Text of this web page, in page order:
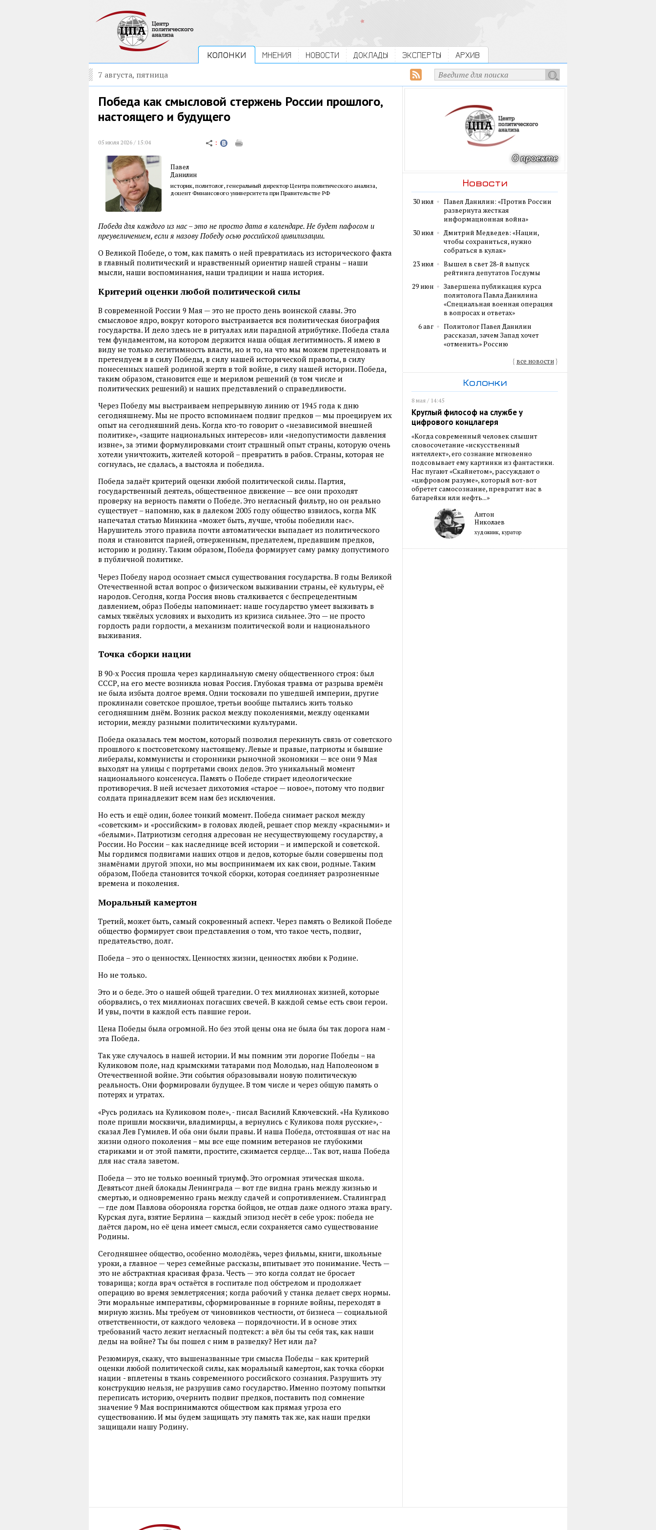
КОЛОНКИ МНЕНИЯ НОВОСТИ ДОКЛАДЫ ЭКСПЕРТЫ АРХИВ
7 августа, пятница
Победа как смысловой стержень России прошлого,
настоящего и будущего
05 июля 2026 / 15:04
Павел
Данилин
историк, политолог, генеральный директор Центра политического анализа,
доцент Финансового университета при Правительстве РФ
Победа для каждого из нас – это не просто дата в календаре. Не будет пафосом и
преувеличением, если я назову Победу осью российской цивилизации.
О Великой Победе, о том, как память о ней превратилась из исторического факта
в главный политический и нравственный ориентир нашей страны – наши
мысли, наши воспоминания, наши традиции и наша история.
Критерий оценки любой политической силы
В современной России 9 Мая — это не просто день воинской славы. Это
смысловое ядро, вокруг которого выстраивается вся политическая биография
государства. И дело здесь не в ритуалах или парадной атрибутике. Победа стала
тем фундаментом, на котором держится наша общая легитимность. Я имею в
виду не только легитимность власти, но и то, на что мы можем претендовать и
претендуем в в силу Победы, в силу нашей исторической правоты, в силу
понесенных нашей родиной жертв в той войне, в силу нашей истории. Победа,
таким образом, становится еще и мерилом решений (в том числе и
политических решений) и наших представлений о справедливости.
Через Победу мы выстраиваем непрерывную линию от 1945 года к дню
сегодняшнему. Мы не просто вспоминаем подвиг предков — мы проецируем их
опыт на сегодняшний день. Когда кто-то говорит о «независимой внешней
политике», «защите национальных интересов» или «недопустимости давления
извне», за этими формулировками стоит страшный опыт страны, которую очень
хотели уничтожить, жителей которой – превратить в рабов. Страны, которая не
согнулась, не сдалась, а выстояла и победила.
Победа задаёт критерий оценки любой политической силы. Партия,
государственный деятель, общественное движение — все они проходят
проверку на верность памяти о Победе. Это негласный фильтр, но он реально
существует – напомню, как в далеком 2005 году общество взвилось, когда МК
напечатал статью Минкина «может быть, лучше, чтобы победили нас».
Нарушитель этого правила почти автоматически выпадает из политического
поля и становится парией, отверженным, предателем, предавшим предков,
историю и родину. Таким образом, Победа формирует саму рамку допустимого
в публичной политике.
Через Победу народ осознает смысл существования государства. В годы Великой
Отечественной встал вопрос о физическом выживании страны, её культуры, её
народов. Сегодня, когда Россия вновь сталкивается с беспрецедентным
давлением, образ Победы напоминает: наше государство умеет выживать в
самых тяжёлых условиях и выходить из кризиса сильнее. Это — не просто
гордость ради гордости, а механизм политической воли и национального
выживания.
Точка сборки нации
В 90-х Россия прошла через кардинальную смену общественного строя: был
СССР, на его месте возникла новая Россия. Глубокая травма от разрыва времён
не была избыта долгое время. Одни тосковали по ушедшей империи, другие
проклинали советское прошлое, третьи вообще пытались жить только
сегодняшним днём. Возник раскол между поколениями, между оценками
истории, между разными политическими культурами.
Победа оказалась тем мостом, который позволил перекинуть связь от советского
прошлого к постсоветскому настоящему. Левые и правые, патриоты и бывшие
либералы, коммунисты и сторонники рыночной экономики — все они 9 Мая
выходят на улицы с портретами своих дедов. Это уникальный момент
национального консенсуса. Память о Победе стирает идеологические
противоречия. В ней исчезает дихотомия «старое — новое», потому что подвиг
солдата принадлежит всем нам без исключения.
Но есть и ещё один, более тонкий момент. Победа снимает раскол между
«советским» и «российским» в головах людей, решает спор между «красными» и
«белыми». Патриотизм сегодня адресован не несуществующему государству, а
России. Но России – как наследнице всей истории – и имперской и советской.
Мы гордимся подвигами наших отцов и дедов, которые были совершены под
знамёнами другой эпохи, но мы воспринимаем их как свои, родные. Таким
образом, Победа становится точкой сборки, которая соединяет разрозненные
времена и поколения.
Моральный камертон
Третий, может быть, самый сокровенный аспект. Через память о Великой Победе
общество формирует свои представления о том, что такое честь, подвиг,
предательство, долг.
Победа – это о ценностях. Ценностях жизни, ценностях любви к Родине.
Но не только.
Это и о беде. Это о нашей общей трагедии. О тех миллионах жизней, которые
оборвались, о тех миллионах погасших свечей. В каждой семье есть свои герои.
И увы, почти в каждой есть павшие герои.
Цена Победы была огромной. Но без этой цены она не была бы так дорога нам -
эта Победа.
Так уже случалось в нашей истории. И мы помним эти дорогие Победы – на
Куликовом поле, над крымскими татарами под Молодью, над Наполеоном в
Отечественной войне. Эти события образовывали новую политическую
реальность. Они формировали будущее. В том числе и через общую память о
потерях и утратах.
«Русь родилась на Куликовом поле», - писал Василий Ключевский. «На Куликово
поле пришли москвичи, владимирцы, а вернулись с Куликова поля русские», -
сказал Лев Гумилев. И оба они были правы. И наша Победа, отстоявшая от нас на
жизни одного поколения – мы все еще помним ветеранов не глубокими
стариками и от этой памяти, простите, сжимается сердце… Так вот, наша Победа
для нас стала заветом.
Победа — это не только военный триумф. Это огромная этическая школа.
Девятьсот дней блокады Ленинграда — вот где видна грань между жизнью и
смертью, и одновременно грань между сдачей и сопротивлением. Сталинград
— где дом Павлова обороняла горстка бойцов, не отдав даже одного этажа врагу.
Курская дуга, взятие Берлина — каждый эпизод несёт в себе урок: победа не
даётся даром, но её цена имеет смысл, если сохраняется само существование
Родины.
Сегодняшнее общество, особенно молодёжь, через фильмы, книги, школьные
уроки, а главное — через семейные рассказы, впитывает это понимание. Честь —
это не абстрактная красивая фраза. Честь — это когда солдат не бросает
товарища; когда врач остаётся в госпитале под обстрелом и продолжает
операцию во время землетрясения; когда рабочий у станка делает сверх нормы.
Эти моральные императивы, сформированные в горниле войны, переходят в
мирную жизнь. Мы требуем от чиновников честности, от бизнеса — социальной
ответственности, от каждого человека — порядочности. И в основе этих
требований часто лежит негласный подтекст: а вёл бы ты себя так, как наши
деды на войне? Ты бы пошел с ним в разведку? Нет или да?
Резюмируя, скажу, что вышеназванные три смысла Победы – как критерий
оценки любой политической силы, как моральный камертон, как точка сборки
нации - вплетены в ткань современного российского сознания. Разрушить эту
конструкцию нельзя, не разрушив само государство. Именно поэтому попытки
переписать историю, очернить подвиг предков, поставить под сомнение
значение 9 Мая воспринимаются обществом как прямая угроза его
существованию. И мы будем защищать эту память так же, как наши предки
защищали нашу Родину.
Новости
30 июл
Павел Данилин: «Против России
развернута жесткая
информационная война»
30 июл
Дмитрий Медведев: «Нации,
чтобы сохраниться, нужно
собраться в кулак»
23 июл
Вышел в свет 28-й выпуск
рейтинга депутатов Госдумы
29 июн
Завершена публикация курса
политолога Павла Данилина
«Специальная военная операция
в вопросах и ответах»
6 авг
Политолог Павел Данилин
рассказал, зачем Запад хочет
«отменить» Россию
{ все новости}
Колонки
8 мая / 14:45
Круглый философ на службе у
цифрового концлагеря
«Когда современный человек слышит
словосочетание «искусственный
интеллект», его сознание мгновенно
подсовывает ему картинки из фантастики.
Нас пугают «Скайнетом», рассуждают о
«цифровом разуме», который вот-вот
обретет самосознание, превратит нас в
батарейки или нефть...»
Антон
Николаев
художник, куратор